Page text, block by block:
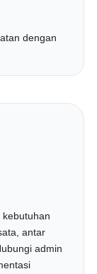
dengan
antar
admin